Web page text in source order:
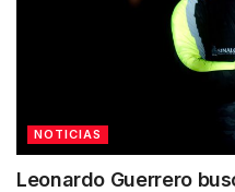
NOTICIAS
Leonardo Guerrero